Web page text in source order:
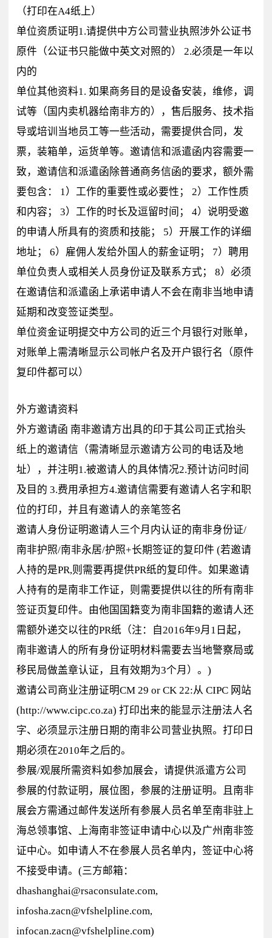
（打印在A4纸上）
单位资质证明1.请提供中方公司营业执照涉外公证书
原件（公证书只能做中英文对照的） 2.必须是一年以
内的
单位其他资料1. 如果商务目的是设备安装，维修，调
试等（国内卖机器给南非方的），售后服务、技术指
导或培训当地员工等一些活动，需要提供合同，发
票，装箱单，运货单等。邀请信和派遣函内容需要一
致，邀请信和派遣函除普通商务信函的要求，额外需
要包含： 1）工作的重要性或必要性； 2）工作性质
和内容； 3）工作的时长及逗留时间； 4）说明受邀
的申请人所具有的资质和技能； 5）开展工作的详细
地址； 6）雇佣人发给外国人的薪金证明； 7）聘用
单位负责人或相关人员身份证及联系方式； 8）必须
在邀请信和派遣函上承诺申请人不会在南非当地申请
延期和改变签证类型。
单位资金证明提交中方公司的近三个月银行对账单，
对账单上需清晰显示公司帐户名及开户银行名（原件
复印件都可以）
外方邀请资料
外方邀请函 南非邀请方出具的印于其公司正式抬头
纸上的邀请信（需清晰显示邀请方公司的电话及地
址），并注明1.被邀请人的具体情况2.预计访问时间
及目的 3.费用承担方4.邀请信需要有邀请人名字和职
位的打印，并且有邀请人的亲笔签名
邀请人身份证明邀请人三个月内认证的南非身份证/
南非护照/南非永居/护照+长期签证的复印件 (若邀请
人持的是PR,则需要再提供PR纸的复印件。如果邀请
人持有的是南非工作证，则需要提供以往的所有南非
签证页复印件。由他国国籍变为南非国籍的邀请人还
需额外递交以往的PR纸（注：自2016年9月1日起，
南非邀请人的所有身份证明材料需要去当地警察局或
移民局做盖章认证，且有效期为3个月）。)
邀请公司商业注册证明CM 29 or CK 22:从 CIPC 网站
(http://www.cipc.co.za) 打印出来的能显示注册法人名
字、必须显示注册日期的南非公司营业执照。打印日
期必须在2010年之后的。
参展/观展所需资料如参加展会，请提供派遣方公司
参展的付款证明，展位图，参展的注册证明。且南非
展会方需通过邮件发送所有参展人员名单至南非驻上
海总领事馆、上海南非签证申请中心以及广州南非签
证中心。如申请人不在参展人员名单内，签证中心将
不接受申请。(三方邮箱：
dhashanghai@rsaconsulate.com,
infosha.zacn@vfshelpline.com,
infocan.zacn@vfshelpline.com)